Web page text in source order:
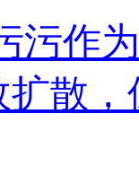
作为
扩散